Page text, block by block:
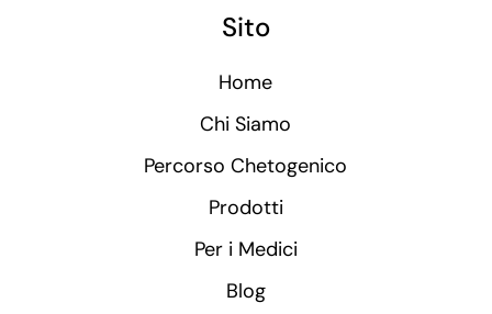
Sito
Home
Chi Siamo
Percorso Chetogenico
Prodotti
Per i Medici
Blog